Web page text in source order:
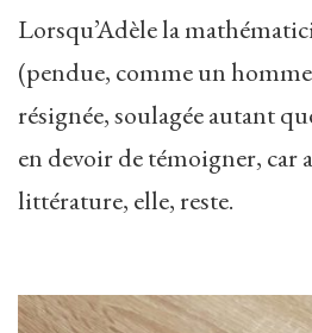
Lorsqu’Adèle la
(pendue, comme un
résignée, soulagée autant
en devoir de témoigner, car
littérature, elle, reste.